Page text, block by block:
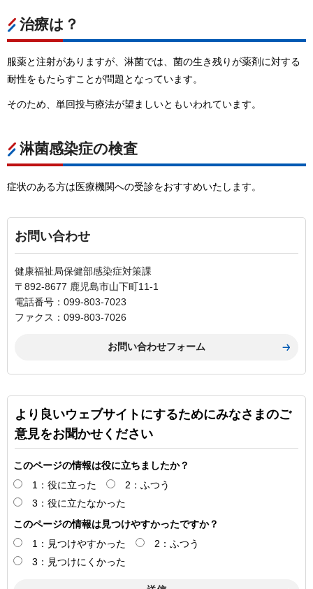
治療は？
服薬と注射がありますが、淋菌では、菌の生き残りが薬剤に対する
耐性をもたらすことが問題となっています。
そのため、単回投与療法が望ましいともいわれています。
淋菌感染症の検査
症状のある方は医療機関への受診をおすすめいたします。
お問い合わせ
健康福祉局保健部感染症対策課
〒892-8677 鹿児島市山下町11-1
電話番号：099-803-7023
ファクス：099-803-7026
より良いウェブサイトにするためにみなさまのご
意見をお聞かせください
このページの情報は役に立ちましたか？
1：役に立った
2：ふつう
3：役に立たなかった
このページの情報は見つけやすかったですか？
1：見つけやすかった
2：ふつう
3：見つけにくかった